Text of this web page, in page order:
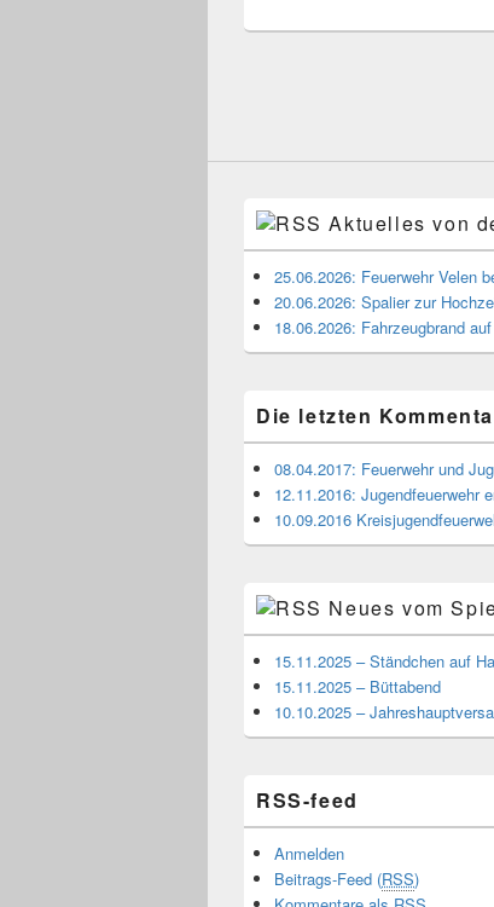
Aktuelles von
25.06.2026: Feuerwehr Velen
20.06.2026: Spalier zur
18.06.2026: Fahrzeugbrand
Die letzten
08.04.2017: Feuerwehr und
12.11.2016: Jugendfeuerwehr
10.09.2016
Neues vom
15.11.2025 – Ständchen auf
15.11.2025 – Büttabend
10.10.2025 –
RSS-feed
Anmelden
Beitrags-Feed (RSS)